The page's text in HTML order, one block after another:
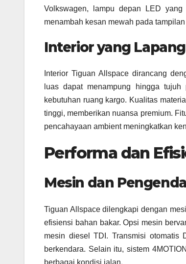
Volkswagen, lampu depan LED
menambah kesan mewah pada tampilan
Interior yang
Interior Tiguan Allspace dirancang
luas dapat menampung hingga
kebutuhan ruang kargo. Kualitas
tinggi, memberikan nuansa premium.
pencahayaan ambient meningkatkan
Performa dan
Mesin dan
Tiguan Allspace dilengkapi dengan
efisiensi bahan bakar. Opsi mesin
mesin diesel TDI. Transmisi otomatis
berkendara. Selain itu, sistem
berbagai kondisi jalan.